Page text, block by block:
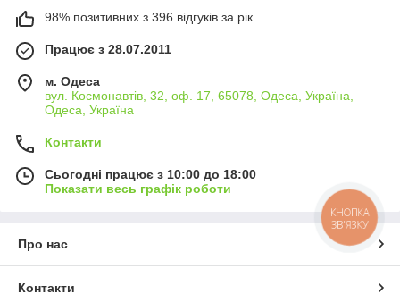
98% позитивних з 396 відгуків за рік
Працює з 28.07.2011
м. Одеса
вул. Космонавтів, 32, оф. 17, 65078, Одеса, Україна,
Одеса, Україна
Контакти
Сьогодні працює з 10:00 до 18:00
Показати весь графік роботи
Про нас
Контакти
КНОПКА
ЗВ'ЯЗКУ